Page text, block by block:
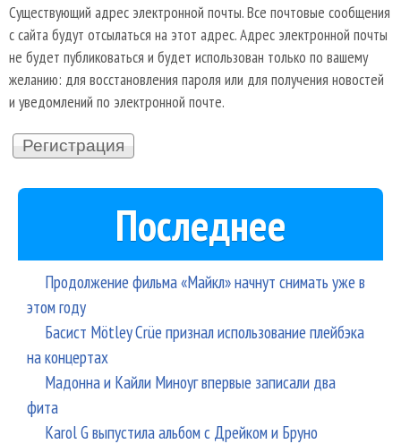
Существующий адрес электронной почты. Все почтовые сообщения
с сайта будут отсылаться на этот адрес. Адрес электронной почты
не будет публиковаться и будет использован только по вашему
желанию: для восстановления пароля или для получения новостей
и уведомлений по электронной почте.
Последнее
Продолжение фильма «Майкл» начнут снимать уже в
этом году
Басист Mötley Crüe признал использование плейбэка
на концертах
Мадонна и Кайли Миноуг впервые записали два
фита
Karol G выпустила альбом с Дрейком и Бруно